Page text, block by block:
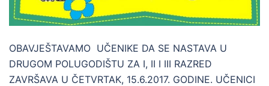
OBAVJEŠTAVAMO UČENIKE DA SE NASTAVA U
DRUGOM POLUGODIŠTU ZA I, II I III RAZRED
ZAVRŠAVA U ČETVRTAK, 15.6.2017. GODINE. UČENICI